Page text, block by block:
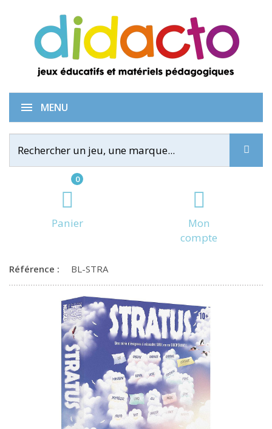
0
Panier
Mon
compte
MENU
Stratus
Référence : BL-STRA